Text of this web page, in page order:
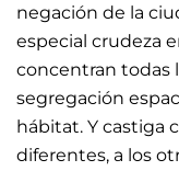
negación de la
especial crudeza
concentran todas
segregación
hábitat. Y castiga
diferentes, a los